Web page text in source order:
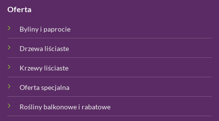
Oferta
Byliny i paprocie
Drzewa liściaste
Krzewy liściaste
Oferta specjalna
Rośliny balkonowe i rabatowe